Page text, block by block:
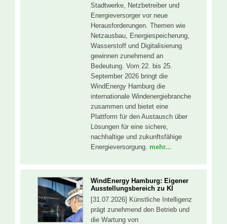
Stadtwerke, Netzbetreiber und
Energieversorger vor neue
Herausforderungen. Themen wie
Netzausbau, Energiespeicherung,
Wasserstoff und Digitalisierung
gewinnen zunehmend an
Bedeutung. Vom 22. bis 25.
September 2026 bringt die
WindEnergy Hamburg die
internationale Windenergiebranche
zusammen und bietet eine
Plattform für den Austausch über
Lösungen für eine sichere,
nachhaltige und zukunftsfähige
Energieversorgung. mehr...
WindEnergy Hamburg: Eigener
Ausstellungsbereich zu KI
[31.07.2026] Künstliche Intelligenz
prägt zunehmend den Betrieb und
die Wartung von